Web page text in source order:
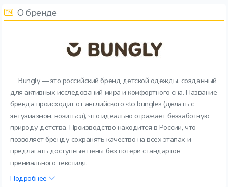
О бренде
Bungly — это российский бренд детской одежды, созданный
для активных исследований мира и комфортного сна. Название
бренда происходит от английского «to bungle» (делать с
энтузиазмом, возиться), что идеально отражает беззаботную
природу детства. Производство находится в России, что
позволяет бренду сохранять качество на всех этапах и
предлагать доступные цены без потери стандартов
премиального текстиля.
Подробнее